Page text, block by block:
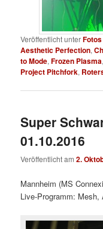
Veröffentlicht unter
Aesthetic Perfection,
to Mode,Frozen Plasma
Project Pitchfork,
Super
01.10.2016
Veröffentlicht am2.
Mannheim (MS
Live-Programm: